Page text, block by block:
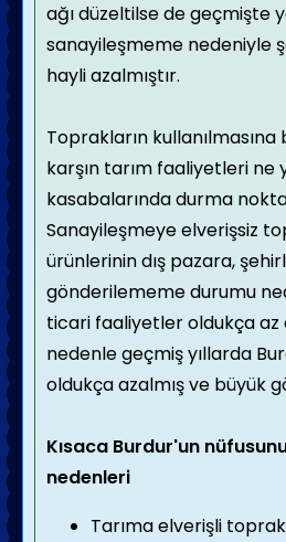
ağı düzeltilse de geçmişte
sanayileşmeme nedeniyle
hayli azalmıştır.
Toprakların kullanılmasına
karşın tarım faaliyetleri ne
kasabalarında durma
Sanayileşmeye elverişsiz
ürünlerinin dış pazara,
gönderilememe durumu
ticari faaliyetler oldukça az
nedenle geçmiş yıllarda
oldukça azalmış ve büyük
Kısaca Burdur'un
nedenleri
Tarıma elverişli